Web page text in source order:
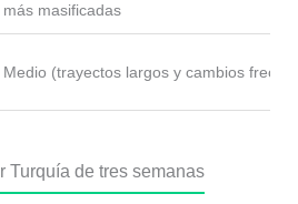
más masificadas
Medio (trayectos largos y cambios
Turquía de tres semanas